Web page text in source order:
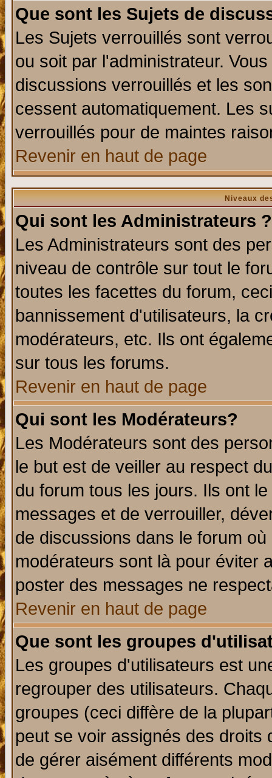
Que sont les Sujets de
Les Sujets verrouillés sont
ou soit par l'administrateur.
discussions verrouillés et les
cessent automatiquement. Les
verrouillés pour de maintes
Revenir en haut de page
Niveaux
Qui sont les Administrateurs ?
Les Administrateurs sont des
niveau de contrôle sur tout le
toutes les facettes du forum,
bannissement d'utilisateurs, la
modérateurs, etc. Ils ont
sur tous les forums.
Revenir en haut de page
Qui sont les Modérateurs?
Les Modérateurs sont des
le but est de veiller au respect
du forum tous les jours. Ils ont
messages et de verrouiller,
de discussions dans le forum
modérateurs sont là pour éviter
poster des messages ne
Revenir en haut de page
Que sont les groupes
Les groupes d'utilisateurs est
regrouper des utilisateurs.
groupes (ceci diffère de la
peut se voir assignés des
de gérer aisément différents